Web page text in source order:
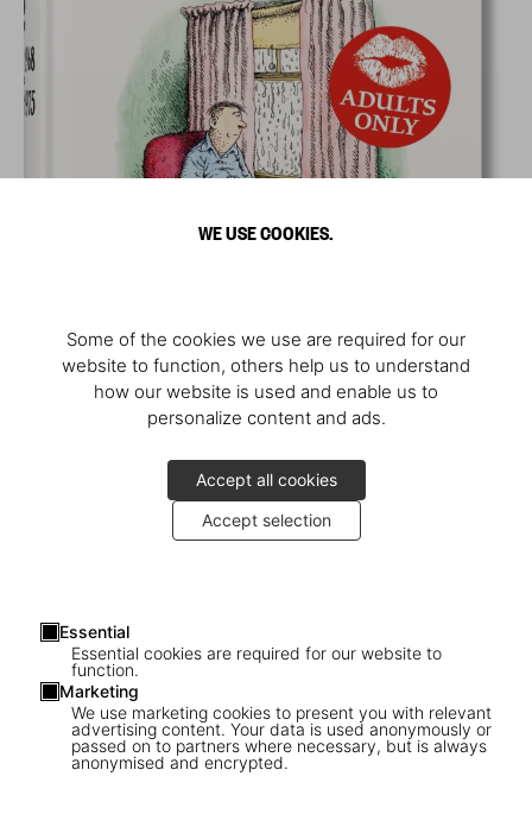
WE USE COOKIES.
Some of the cookies we use are required for our
website to function, others help us to understand
how our website is used and enable us to
personalize content and ads.
Accept all cookies
Accept selection
Essential
Essential cookies are required for our website to
function.
Marketing
We use marketing cookies to present you with relevant
advertising content. Your data is used anonymously or
passed on to partners where necessary, but is always
anonymised and encrypted.
COMING SOON ADULTS ONLY
Robert Crumb. Sketchbook Vol. 2. 1968–